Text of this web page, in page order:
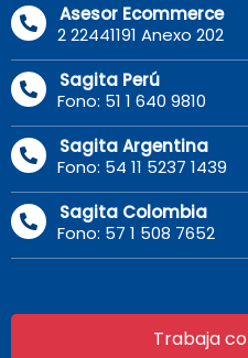
Asesor Ecommerce
2 22441191 Anexo 202
Sagita Perú
Fono: 51 1 640 9810
Sagita Argentina
Fono: 54 11 5237 1439
Sagita Colombia
Fono: 57 1 508 7652
Trabaja